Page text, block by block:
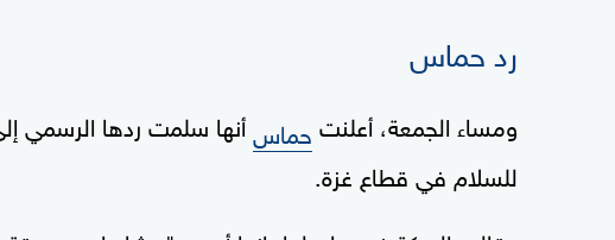
رد حماس
ومساء الجمعة، أعلنت حماسأنها سلمت ردها الرسمي
للسلام في قطاع غزة.